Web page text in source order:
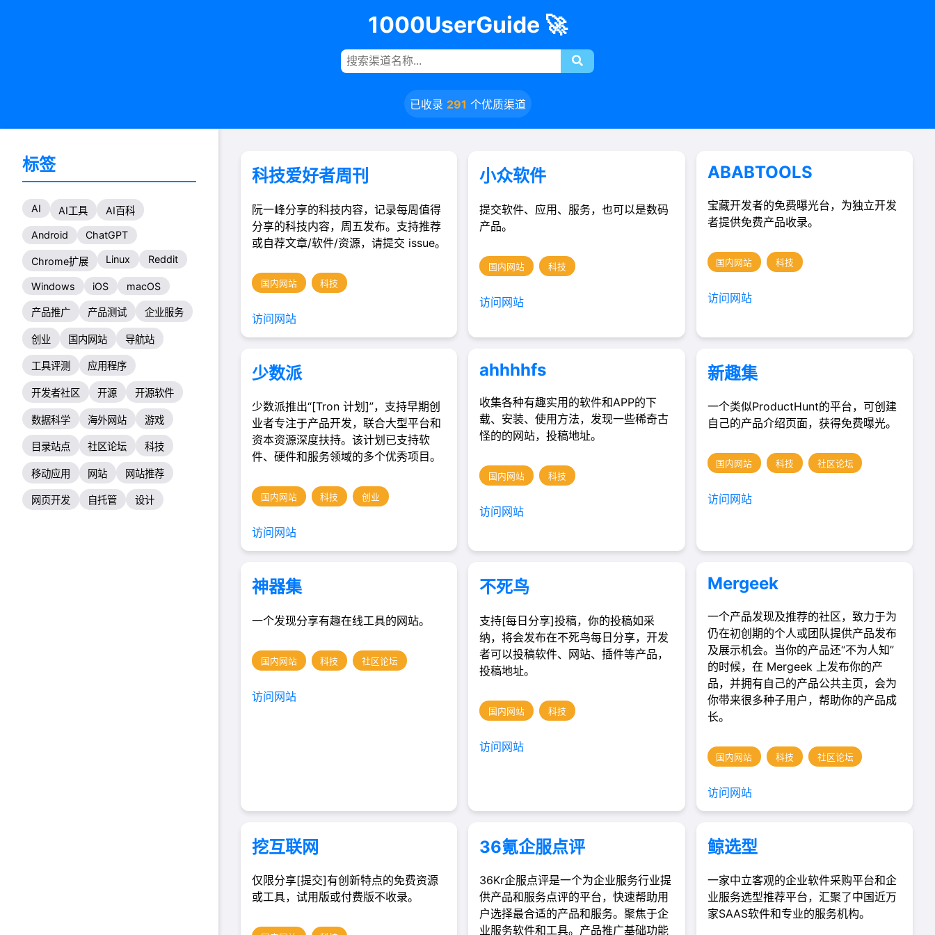
1000UserGuide 🚀
已收录 291 个优质渠道
标签
AI AI工具 AI百科
Android ChatGPT
Chrome扩展 Linux Reddit
Windows iOS macOS
产品推广 产品测试 企业服务
创业 国内网站 导航站
工具评测 应用程序
开发者社区 开源 开源软件
数据科学 海外网站 游戏
目录站点 社区论坛 科技
移动应用 网站 网站推荐
网页开发 自托管 设计
科技爱好者周刊
阮一峰分享的科技内容，记录每周值得
分享的科技内容，周五发布。支持推荐
或自荐文章/软件/资源，请提交 issue。
国内网站 科技
访问网站
小众软件
提交软件、应用、服务，也可以是数码
产品。
国内网站 科技
访问网站
ABABTOOLS
宝藏开发者的免费曝光台，为独立开发
者提供免费产品收录。
国内网站 科技
访问网站
少数派
少数派推出“[Tron 计划]”，支持早期创
业者专注于产品开发，联合大型平台和
资本资源深度扶持。该计划已支持软
件、硬件和服务领域的多个优秀项目。
国内网站 科技 创业
访问网站
ahhhhfs
收集各种有趣实用的软件和APP的下
载、安装、使用方法，发现一些稀奇古
怪的的网站，投稿地址。
国内网站 科技
访问网站
新趣集
一个类似ProductHunt的平台，可创建
自己的产品介绍页面，获得免费曝光。
国内网站 科技 社区论坛
访问网站
神器集
一个发现分享有趣在线工具的网站。
国内网站 科技 社区论坛
访问网站
不死鸟
支持[每日分享]投稿，你的投稿如采
纳，将会发布在不死鸟每日分享，开发
者可以投稿软件、网站、插件等产品，
投稿地址。
国内网站 科技
访问网站
Mergeek
一个产品发现及推荐的社区，致力于为
仍在初创期的个人或团队提供产品发布
及展示机会。当你的产品还“不为人知”
的时候，在 Mergeek 上发布你的产
品，并拥有自己的产品公共主页，会为
你带来很多种子用户，帮助你的产品成
长。
国内网站 科技 社区论坛
访问网站
挖互联网
仅限分享[提交]有创新特点的免费资源
或工具，试用版或付费版不收录。
36氪企服点评
36Kr企服点评是一个为企业服务行业提
供产品和服务点评的平台，快速帮助用
户选择最合适的产品和服务。聚焦于企
业服务软件和工具。产品推广基础功能
鲸选型
一家中立客观的企业软件采购平台和企
业服务选型推荐平台，汇聚了中国近万
家SAAS软件和专业的服务机构。